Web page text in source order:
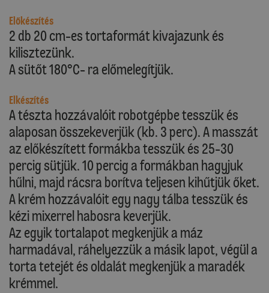
Előkészítés
2 db 20 cm-es tortaformát kivajazunk és
kilisztezünk.
A sütőt 180°C- ra előmelegítjük.
Elkészítés
A tészta hozzávalóit robotgépbe tesszük és
alaposan összekeverjük (kb. 3 perc). A masszát
az előkészített formákba tesszük és 25-30
percig sütjük. 10 percig a formákban hagyjuk
hűlni, majd rácsra borítva teljesen kihűtjük őket.
A krém hozzávalóit egy nagy tálba tesszük és
kézi mixerrel habosra keverjük.
Az egyik tortalapot megkenjük a máz
harmadával, ráhelyezzük a másik lapot, végül a
torta tetejét és oldalát megkenjük a maradék
krémmel.